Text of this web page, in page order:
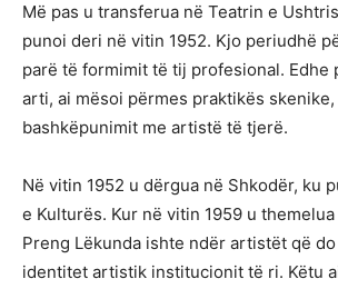
Më pas u transferua në Teatrin e
punoi deri në vitin 1952. Kjo periudhë
parë të formimit të tij profesional. Edhe
arti, ai mësoi përmes praktikës
bashkëpunimit me artistë të tjerë.
Në vitin 1952 u dërgua në Shkodër, ku
e Kulturës. Kur në vitin 1959 u themelua
Preng Lëkunda ishte ndër artistët që do
identitet artistik institucionit të ri. Këtu